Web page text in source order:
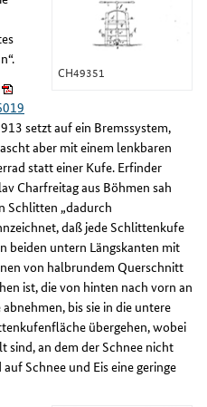
CH49351
setzt auf ein Bremssystem,
aber mit einem lenkbaren
statt einer Kufe. Erfinder
Charfreitag aus Böhmen sah
Schlitten „dadurch
daß jede Schlittenkufe
beiden untern Längskanten mit
von halbrundem Querschnitt
ist, die von hinten nach vorn an
bis sie in die untere
übergehen, wobei
sind, an dem der Schnee nicht
Schnee und Eis eine geringe